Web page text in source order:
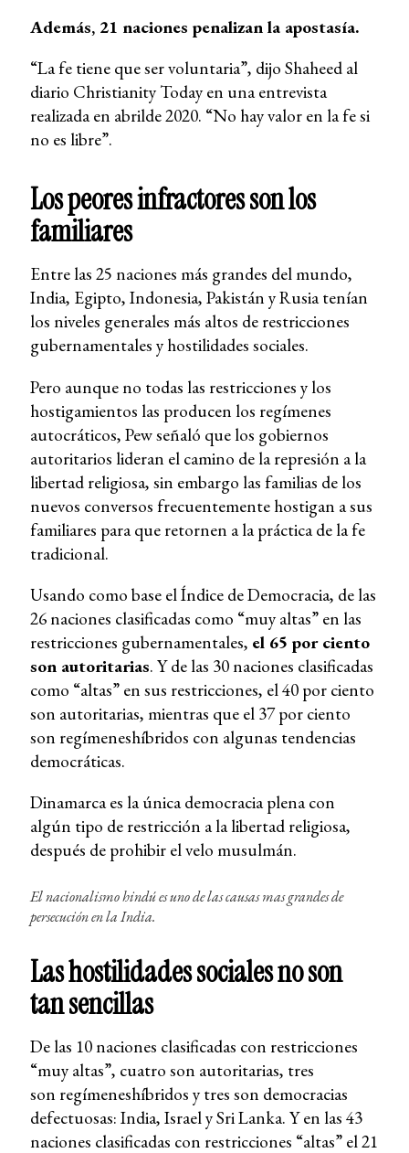
Además, 21 naciones penalizan la apostasía.
“La fe tiene que ser voluntaria”, dijo Shaheed al
diario Christianity Today en una entrevista
realizada en abrilde 2020. “No hay valor en la fe si
no es libre”.
Los peores infractores son los
familiares
Entre las 25 naciones más grandes del mundo,
India, Egipto, Indonesia, Pakistán y Rusia tenían
los niveles generales más altos de restricciones
gubernamentales y hostilidades sociales.
Pero aunque no todas las restricciones y los
hostigamientos las producen los regímenes
autocráticos, Pew señaló que los gobiernos
autoritarios lideran el camino de la represión a la
libertad religiosa, sin embargo las familias de los
nuevos conversos frecuentemente hostigan a sus
familiares para que retornen a la práctica de la fe
tradicional.
Usando como base el Índice de Democracia, de las
26 naciones clasificadas como “muy altas” en las
restricciones gubernamentales, el 65 por ciento
son autoritarias. Y de las 30 naciones clasificadas
como “altas” en sus restricciones, el 40 por ciento
son autoritarias, mientras que el 37 por ciento
son regímeneshíbridos con algunas tendencias
democráticas.
Dinamarca es la única democracia plena con
algún tipo de restricción a la libertad religiosa,
después de prohibir el velo musulmán.
El nacionalismo hindú es uno de las causas mas grandes de
persecución en la India.
Las hostilidades sociales no son
tan sencillas
De las 10 naciones clasificadas con restricciones
“muy altas”, cuatro son autoritarias, tres
son regímeneshíbridos y tres son democracias
defectuosas: India, Israel y Sri Lanka. Y en las 43
naciones clasificadas con restricciones “altas” el 21